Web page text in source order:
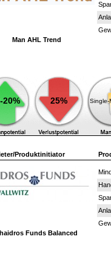
Man AHL Trend
20% 25% Single-
Produktinitiator
Funds Balanced